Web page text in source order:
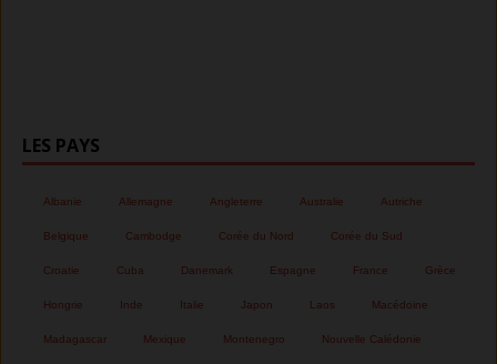
LES PAYS
Albanie Allemagne Angleterre Australie Autriche
Belgique Cambodge Corée du Nord Corée du Sud
Croatie Cuba Danemark Espagne France Grèce
Hongrie Inde Italie Japon Laos Macédoine
Madagascar Mexique Montenegro Nouvelle Calédonie